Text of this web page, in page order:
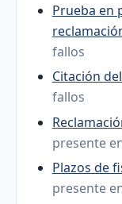
Prueba en
fallos
Citación
fallos
presente
Plazos de
presente